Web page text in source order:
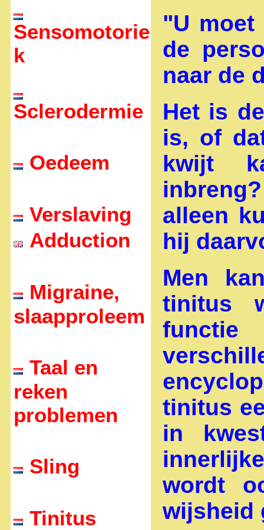
Sensomotorie
k
Sclerodermie
Oedeem
Verslaving
Adduction
Migraine,
slaapproleem
Taal en
reken
problemen
Sling
Tinitus
"U moet
de
naar de
Het is
is, of
kwijt
alleen
hij
Men
tinitus
tinitus
in
wordt
wijsheid